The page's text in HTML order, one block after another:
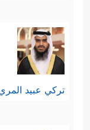
تركي عبيد